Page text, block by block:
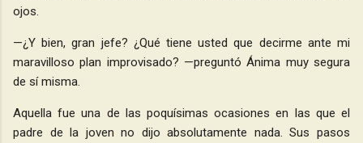
ojos.
—¿Y bien, gran jefe? ¿Qué tiene usted que decirme ante mi
maravilloso plan improvisado? —preguntó Ánima muy segura
de sí misma.
Aquella fue una de las poquísimas ocasiones en las que el
padre de la joven no dijo absolutamente nada. Sus pasos